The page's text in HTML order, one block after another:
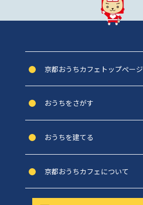
京都おうちカフェトップぺージ
おうちをさがす
おうちを建てる
京都おうちカフェについて